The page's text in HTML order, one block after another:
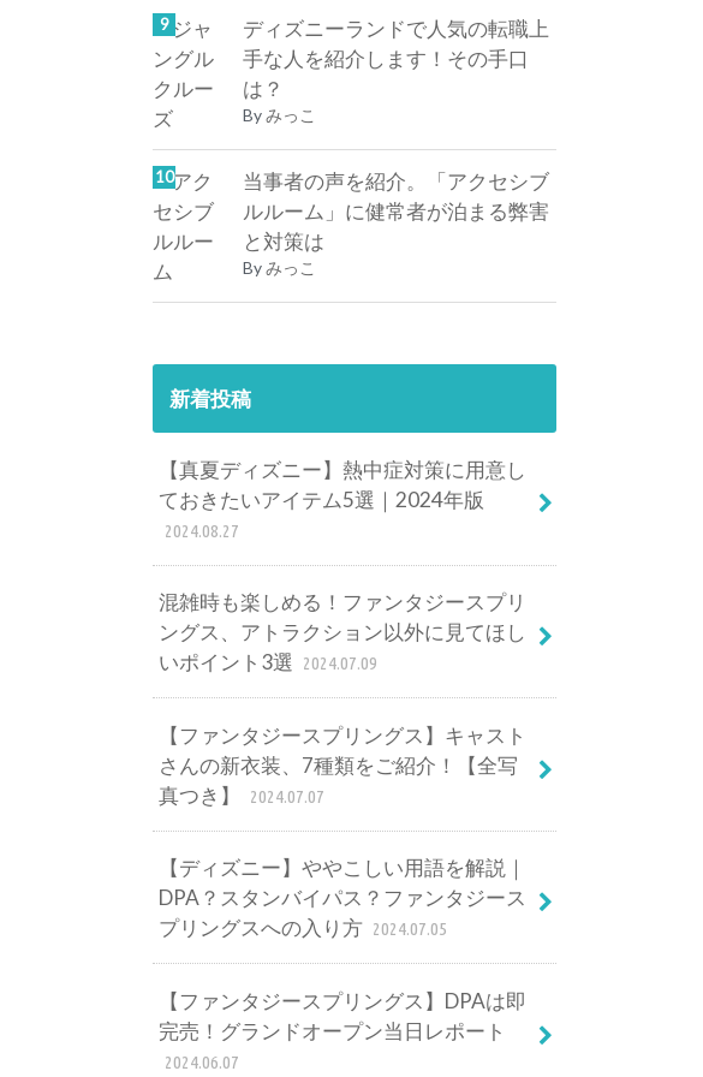
ディズニーランドで人気の転職上
手な人を紹介します！その手口
は？
Byみっこ
当事者の声を紹介。「アクセシブ
ルルーム」に健常者が泊まる弊害
と対策は
Byみっこ
新着投稿
【真夏ディズニー】熱中症対策に用意し
ておきたいアイテム5選｜2024年版
2024.08.27
混雑時も楽しめる！ファンタジースプリ
ングス、アトラクション以外に見てほし
いポイント3選 2024.07.09
【ファンタジースプリングス】キャスト
さんの新衣装、7種類をご紹介！【全写
真つき】
2024.07.07
【ディズニー】ややこしい用語を解説｜
DPA？スタンバイパス？ファンタジース
プリングスへの入り方 2024.07.05
【ファンタジースプリングス】DPAは即
完売！グランドオープン当日レポート
2024.06.07